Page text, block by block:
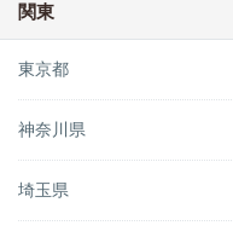
関東
東京都
神奈川県
埼玉県